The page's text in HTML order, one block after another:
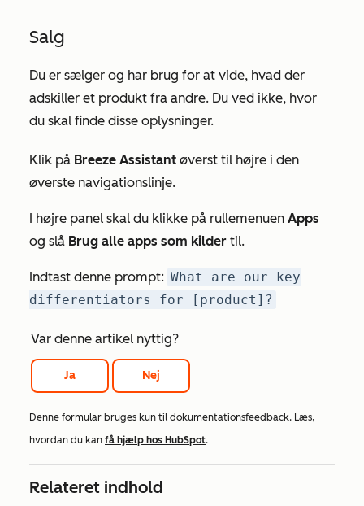
Salg
Du er sælger og har brug for at vide, hvad der
adskiller et produkt fra andre. Du ved ikke, hvor
du skal finde disse oplysninger.
Klik på Breeze Assistant øverst til højre i den
øverste navigationslinje.
I højre panel skal du klikke på rullemenuen Apps
og slå Brug alle apps som kilder til.
Indtast denne prompt: What are our key
differentiators for [product]?
Var denne artikel nyttig?
Ja Nej
Denne formular bruges kun til dokumentationsfeedback. Læs,
hvordan du kan få hjælp hos HubSpot.
Relateret indhold